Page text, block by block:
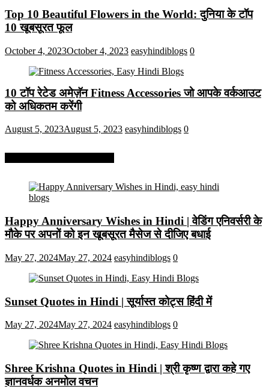
Top 10 Beautiful Flowers in the World: दुनिया के टॉप
10 खूबसूरत फूल
October 4, 2023October 4, 2023 easyhindiblogs 0
10 टॉप रेटेड अमेज़ॅन Fitness Accessories जो आपके वर्कआउट
को अधिकतम करेंगी
August 5, 2023August 5, 2023 easyhindiblogs 0
Happy Anniversary Wishes in Hindi | वेडिंग एनिवर्सरी के
मौके पर अपनों को इन खूबसूरत मैसेज से दीजिए बधाई
May 27, 2024May 27, 2024 easyhindiblogs 0
Sunset Quotes in Hindi | सूर्यास्त कोट्स हिंदी में
May 27, 2024May 27, 2024 easyhindiblogs 0
Shree Krishna Quotes in Hindi | श्री कृष्ण द्वारा कहे गए
ज्ञानवर्धक अनमोल वचन